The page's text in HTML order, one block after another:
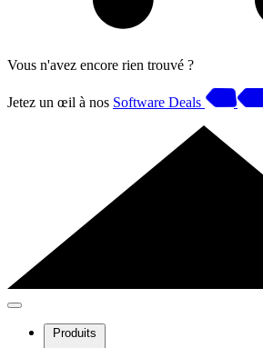
Vous n'avez encore rien trouvé ?
Jetez un œil à nos Software Deals
Produits